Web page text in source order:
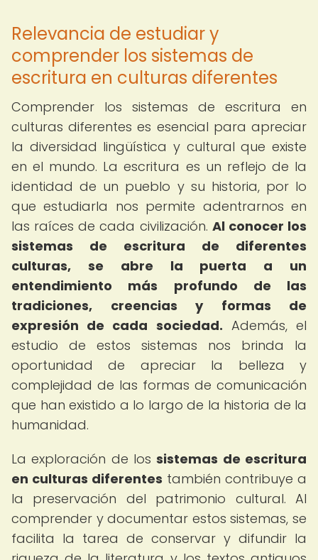
Relevancia de estudiar y
comprender los sistemas de
escritura en culturas diferentes
Comprender los sistemas de escritura en
culturas diferentes es esencial para apreciar
la diversidad lingüística y cultural que existe
en el mundo. La escritura es un reflejo de la
identidad de un pueblo y su historia, por lo
que estudiarla nos permite adentrarnos en
las raíces de cada civilización. Al conocer los
sistemas de escritura de diferentes
culturas, se abre la puerta a un
entendimiento más profundo de las
tradiciones, creencias y formas de
expresión de cada sociedad. Además, el
estudio de estos sistemas nos brinda la
oportunidad de apreciar la belleza y
complejidad de las formas de comunicación
que han existido a lo largo de la historia de la
humanidad.
La exploración de lossistemas de escritura
en culturas diferentes también contribuye a
la preservación del patrimonio cultural. Al
comprender y documentar estos sistemas, se
facilita la tarea de conservar y difundir la